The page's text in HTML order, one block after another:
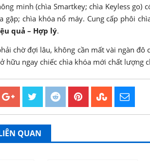
minh (chìa Smartkey; chìa Keyless go)
gập; chìa khóa nổ máy. Cung cấp phôi
quả – Hợp lý.
chờ đợi lâu, không cần mất vài ngàn
hữu ngay chiếc chìa khóa mới chất lượng
QUAN